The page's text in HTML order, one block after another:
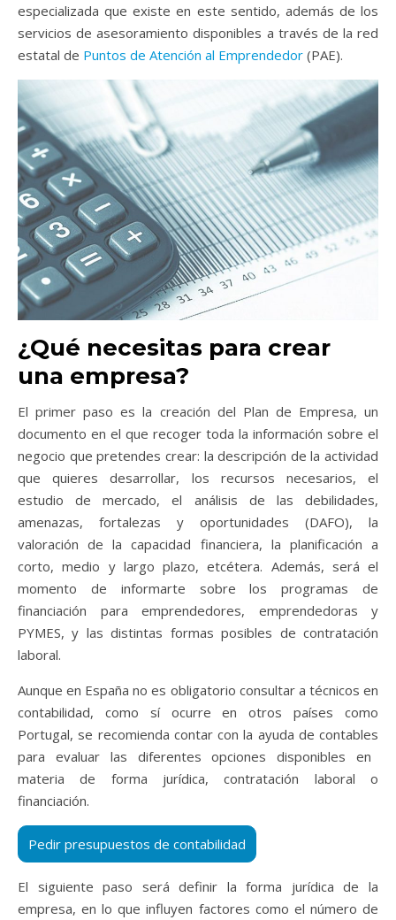
especializada que existe en este sentido, además de los
servicios de asesoramiento disponibles a través de la red
estatal de Puntos de Atención al Emprendedor (PAE).
¿Qué necesitas para crear
una empresa?
El primer paso es la creación del Plan de Empresa, un
documento en el que recoger toda la información sobre el
negocio que pretendes crear: la descripción de la actividad
que quieres desarrollar, los recursos necesarios, el
estudio de mercado, el análisis de las debilidades,
amenazas, fortalezas y oportunidades (DAFO), la
valoración de la capacidad financiera, la planificación a
corto, medio y largo plazo, etcétera. Además, será el
momento de informarte sobre los programas de
financiación para emprendedores, emprendedoras y
PYMES, y las distintas formas posibles de contratación
laboral.
Aunque en España no es obligatorio consultar a técnicos en
contabilidad, como sí ocurre en otros países como
Portugal, se recomienda contar con la ayuda de contables
para evaluar las diferentes opciones disponibles en
materia de forma jurídica, contratación laboral o
financiación.
El siguiente paso será definir la forma jurídica de la
empresa, en lo que influyen factores como el número de